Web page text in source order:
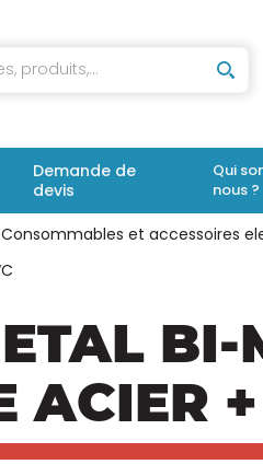
Demande de
devis
Qui
nous ?
Consommables et accessoires
BI-
ACIER